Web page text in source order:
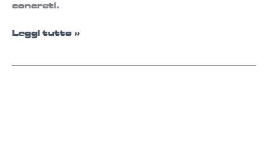
concreti.
Leggi tutto »